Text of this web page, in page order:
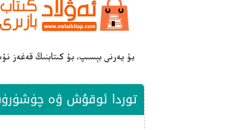
بۇ يەرنى بېسىپ، بۇ كىتابنىڭ قەغەز
توردا ئوقۇش ۋە